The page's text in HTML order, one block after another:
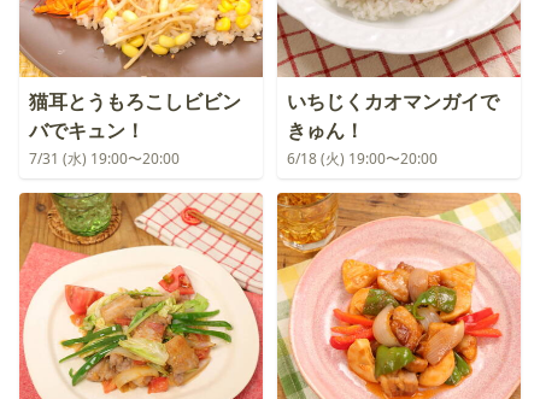
猫耳とうもろこしビビン
バでキュン！
7/31 (水) 19:00〜20:00
いちじくカオマンガイで
きゅん！
6/18 (火) 19:00〜20:00